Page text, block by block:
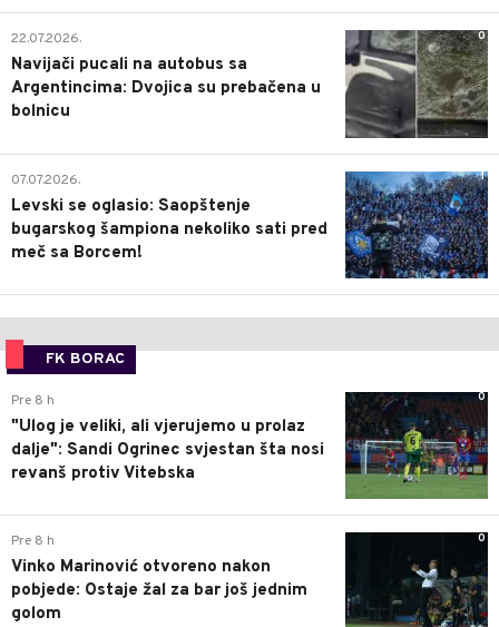
0
22.07.2026.
Navijači pucali na autobus sa
Argentincima: Dvojica su prebačena u
bolnicu
1
07.07.2026.
Levski se oglasio: Saopštenje
bugarskog šampiona nekoliko sati pred
meč sa Borcem!
FK BORAC
0
Pre 8 h
"Ulog je veliki, ali vjerujemo u prolaz
dalje": Sandi Ogrinec svjestan šta nosi
revanš protiv Vitebska
0
Pre 8 h
Vinko Marinović otvoreno nakon
pobjede: Ostaje žal za bar još jednim
golom